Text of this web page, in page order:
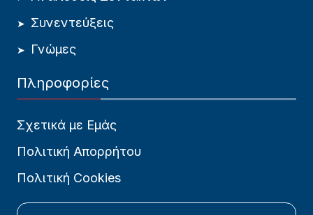
Συνεντεύξεις
Γνώμες
Πληροφορίες
Σχετικά με Εμάς
Πολιτική Απορρήτου
Πολιτική Cookies